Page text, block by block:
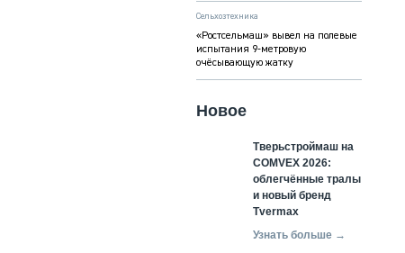
Сельхозтехника
«Ростсельмаш» вывел на полевые
испытания 9-метровую
очёсывающую жатку
Новое
Тверьстроймаш на
COMVEX 2026:
облегчённые тралы
и новый бренд
Tvermax
Узнать больше →